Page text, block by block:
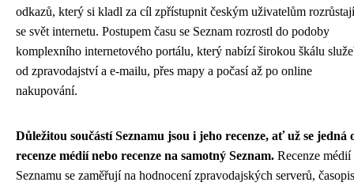
odkazů, který si kladl za cíl zpřístupnit českým uživatelům
se svět internetu. Postupem času se Seznam rozrostl do podoby
komplexního internetového portálu, který nabízí širokou škálu
od zpravodajství a e-mailu, přes mapy a počasí až po online
nakupování.
Důležitou součástí Seznamu jsou i jeho recenze, ať už se jedná
recenze médií nebo recenze na samotný Seznam. Recenze médií
Seznamu se zaměřují na hodnocení zpravodajských serverů,